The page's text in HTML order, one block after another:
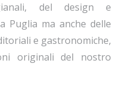
del design e
Puglia ma anche delle
e gastronomiche,
originali del nostro